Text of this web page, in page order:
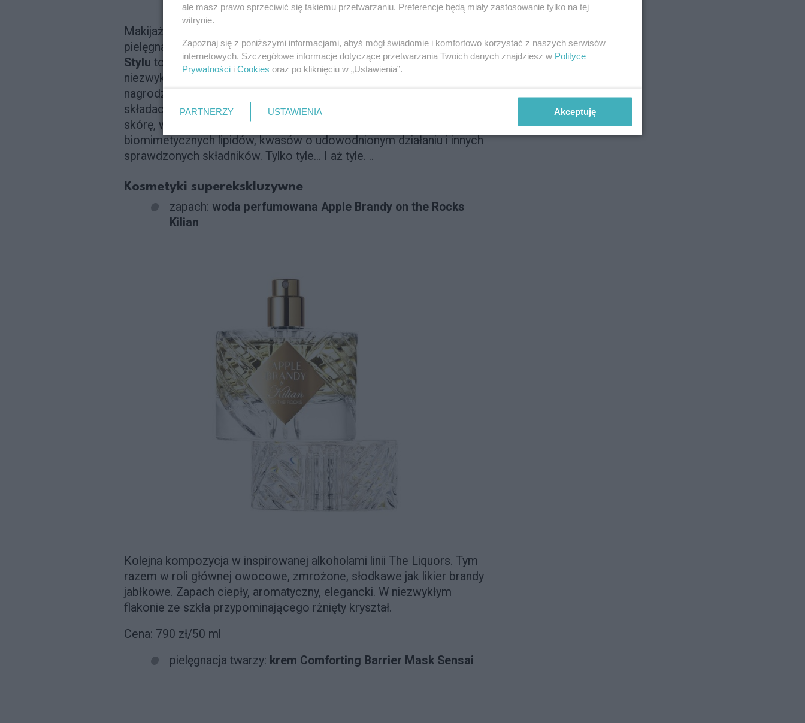
Makijaż i perfumy to poezja, bardzo ją lubimy. Ale prozą życia jest
pielęgnacja. Po raz kolejny w konkursieDoskonałość Roku Twojego
Stylu to ona zebrała najwięcej pochwał. Co w niej takiego
niezwykłego? Pozytywistyczna praca u podstaw. Większość
nagrodzonych kosmetyków to proste formuły o niewyszukanych
składach. Nie obiecują cudów ani fajerwerków. Chronią i wzmacniają
skórę, wspomagają jej mikrobiom, wykorzystują moc
biomimetycznych lipidów, kwasów o udowodnionym działaniu i innych
sprawdzonych składników. Tylko tyle... I aż tyle. ..
Kosmetyki superekskluzywne
zapach: woda perfumowana Apple Brandy on the Rocks
Kilian
Kolejna kompozycja w inspirowanej alkoholami linii The Liquors. Tym
razem w roli głównej owocowe, zmrożone, słodkawe jak likier brandy
jabłkowe. Zapach ciepły, aromatyczny, elegancki. W niezwykłym
flakonie ze szkła przypominającego rżnięty kryształ.
Cena: 790 zł/50 ml
pielęgnacja twarzy: krem Comforting Barrier Mask Sensai
ale masz prawo sprzeciwić się takiemu przetwarzaniu. Preferencje będą miały zastosowanie tylko na tej
witrynie.
Zapoznaj się z poniższymi informacjami, abyś mógł świadomie i komfortowo korzystać z naszych serwisów
internetowych. Szczegółowe informacje dotyczące przetwarzania Twoich danych znajdziesz w Polityce
Prywatności i Cookies oraz po kliknięciu w „Ustawienia”.
PARTNERZY USTAWIENIA Akceptuję